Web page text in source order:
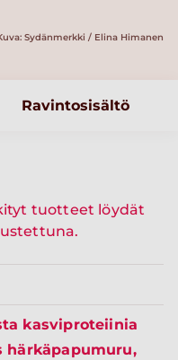
Sydänmerkki / Elina Himanen
Ravintosisältö
tuotteet löydät
kasviproteiinia
härkäpapumuru,